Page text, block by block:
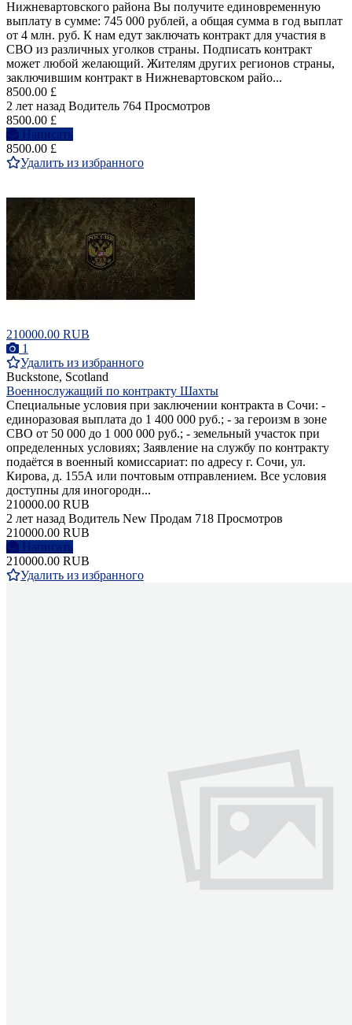
Нижневартовского района Вы получите единовременную
выплату в сумме: 745 000 рублей, а общая сумма в год выплат
от 4 млн. руб. К нам едут заключать контракт для участия в
СВО из различных уголков страны. Подписать контракт
может любой желающий. Жителям других регионов страны,
заключившим контракт в Нижневартовском райо...
8500.00 £
2 лет назад Водитель 764 Просмотров
8500.00 £
Написать
8500.00 £
Удалить из избранного
210000.00 RUB
1
Удалить из избранного
Buckstone, Scotland
Военнослужащий по контракту Шахты
Специальные условия при заключении контракта в Сочи: -
единоразовая выплата до 1 400 000 руб.; - за героизм в зоне
СВО от 50 000 до 1 000 000 руб.; - земельный участок при
определенных условиях; Заявление на службу по контракту
подаётся в военный комиссариат: по адресу г. Сочи, ул.
Кирова, д. 155А или почтовым отправлением. Все условия
доступны для иногородн...
210000.00 RUB
2 лет назад Водитель New Продам 718 Просмотров
210000.00 RUB
Написать
210000.00 RUB
Удалить из избранного